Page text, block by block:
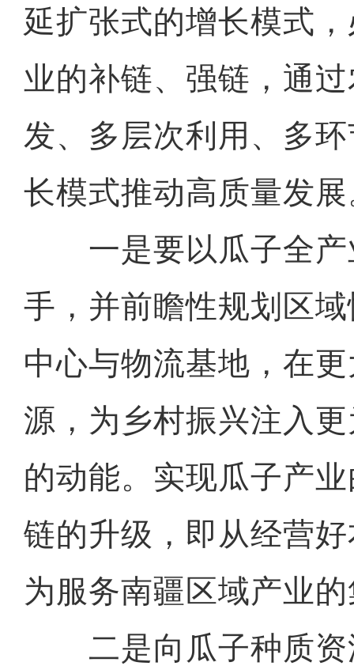
延扩张式的增长模式
业的补链、强链，通
发、多层次利用、多
长模式推动高质量发
一是要以瓜子全产
手，并前瞻性规划区
中心与物流基地，在
源，为乡村振兴注入
的动能。实现瓜子产
链的升级，即从经营
为服务南疆区域产业
二是向瓜子种质资